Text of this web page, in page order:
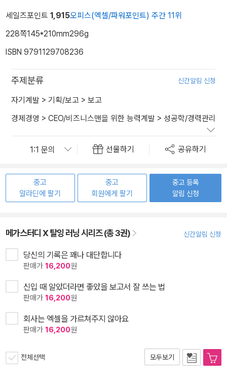
세일즈포인트 1,915오피스(엑셀/파워포인트) 주간 11위
228쪽145*210mm296g
ISBN 9791129708236
주제분류 신간알림 신청
자기계발 > 기획/보고 > 보고
경제경영 > CEO/비즈니스맨을 위한 능력계발 > 성공학/경력관리
선물하기 공유하기
중고
알라딘에 팔기
중고
회원에게 팔기
중고 등록
알림 신청
메가스터디 X 탈잉 러닝 시리즈 (총 3권) 신간알림 신청
당신의 기록은 꽤나 대단합니다
판매가 16,200원
신입 때 알았더라면 좋았을 보고서 잘 쓰는 법
판매가 16,200원
회사는 엑셀을 가르쳐주지 않아요
판매가 16,200원
전체선택 모두보기